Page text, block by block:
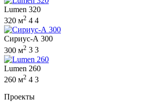
Lumen 320
320 м2 4 4
Сириус-А 300
300 м2 3 3
Lumen 260
260 м2 4 3
Проекты